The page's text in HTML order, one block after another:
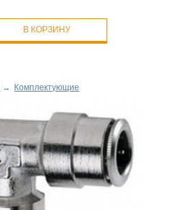
В КОРЗИНУ
→ Комплектующие